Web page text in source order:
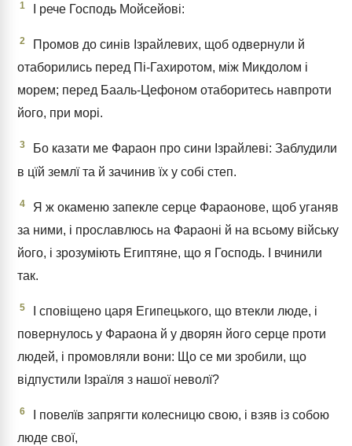
1 І рече Господь Мойсейові:
2
Промов до синів Ізрайлевих, щоб одвернули й
отаборились перед Пі-Гахиротом, між Микдолом і
морем; перед Бааль-Цефоном отаборитесь навпроти
його, при морі.
3
Бо казати ме Фараон про сини Ізрайлеві: Заблудили
в цїй землї та й зачинив їх у собі степ.
4
Я ж окаменю запекле серце Фараонове, щоб уганяв
за ними, і прославлюсь на Фараоні й на всьому війську
його, і зрозуміють Египтяне, що я Господь. І вчинили
так.
5
І сповіщено царя Египецького, що втекли люде, і
повернулось у Фараона й у дворян його серце проти
людей, і промовляли вони: Що се ми зробили, що
відпустили Ізраїля з нашої неволї?
6
І повелїв запрягти колесницю свою, і взяв із собою
люде свої,